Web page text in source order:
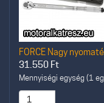
FORCE Nagy
31.550 Ft
Mennyiségi egység (1